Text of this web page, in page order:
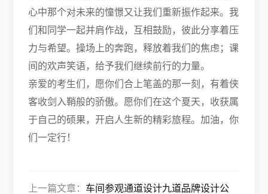
心中那个对未来的憧憬又让我们重新振作起来。我
们和同学一起并肩作战，互相鼓励，彼此分享着压
力与希望。操场上的奔跑，释放着我们的焦虑；课
间的欢声笑语，给予我们继续前行的力量。
亲爱的考生们，愿你们合上笔盖的那一刻，有着侠
客收剑入鞘般的骄傲。愿你们在这个夏天，收获属
于自己的硕果，开启人生新的精彩旅程。加油，你
们一定行！
上一篇文章： 车间参观通道设计九道品牌设计公